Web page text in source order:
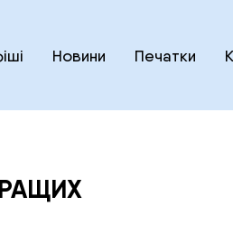
Новини Печатки